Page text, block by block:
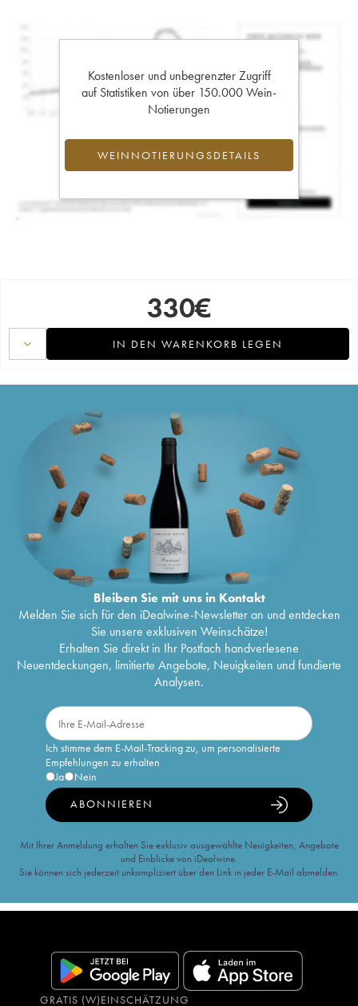
Kostenloser und unbegrenzter Zugriff
auf Statistiken von über 150.000 Wein-
Notierungen
WEINNOTIERUNGSDETAILS
330€
IN DEN WARENKORB LEGEN
Bleiben Sie mit uns in Kontakt
Melden Sie sich für den iDealwine-Newsletter an und entdecken
Sie unsere exklusiven Weinschätze!
Erhalten Sie direkt in Ihr Postfach handverlesene
Neuentdeckungen, limitierte Angebote, Neuigkeiten und fundierte
Analysen.
Ich stimme dem E-Mail-Tracking zu, um personalisierte
Empfehlungen zu erhalten
Ja
Nein
ABONNIEREN
Mit Ihrer Anmeldung erhalten Sie exklusiv ausgewählte Neuigkeiten, Angebote
und Einblicke von iDealwine.
Sie können sich jederzeit unkompliziert über den Link in jeder E-Mail abmelden.
GRATIS (W)EINSCHÄTZUNG